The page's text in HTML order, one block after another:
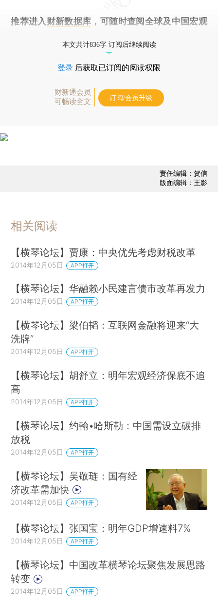
推荐进入 财新数据库 ，可随时查阅全球及中国宏观
本文共计836字 订阅后继续阅读
登录 后获取已订阅的阅读权限
财新通会员
可畅读全文
订阅/会员升级
责任编辑：贺信
版面编辑：王影
相关阅读
【横琴论坛】贾康：中央优先考虑财税改革
2014年12月05日 APP打开
【横琴论坛】华融赖小民建言债市改革再发力
2014年12月05日 APP打开
【横琴论坛】梁伯韬：互联网金融将迎来“大
洗牌”
2014年12月05日 APP打开
【横琴论坛】胡舒立：明年宏观经济保底不追
高
2014年12月05日 APP打开
【横琴论坛】约翰•哈斯勒：中国需设立碳排
放税
2014年12月05日 APP打开
【横琴论坛】吴敬琏：国有经
济改革需加快
2014年12月05日 APP打开
【横琴论坛】张国宝：明年GDP增速料7%
2014年12月05日 APP打开
【横琴论坛】中国改革横琴论坛聚焦发展思路
转变
2014年12月05日 APP打开